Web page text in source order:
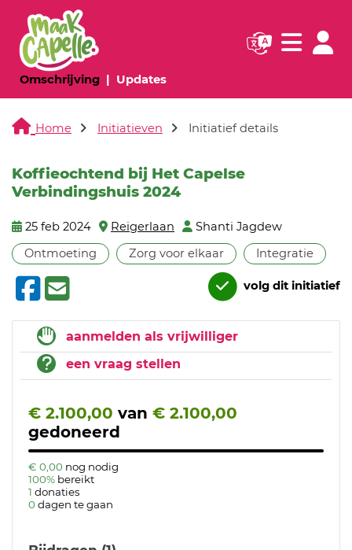
Omschrijving(huidige pagina)
Updates(huidige pagina)
Navigatie
Home Initiatieven Initiatief details
Koffieochtend bij Het Capelse
Verbindingshuis 2024
25 feb 2024 Reigerlaan
Shanti Jagdew
Ontmoeting
Zorg voor elkaar Integratie
volg dit initiatief
aanmelden als vrijwilliger
een vraag stellen
€ 2.100,00 van € 2.100,00
gedoneerd
€ 0,00 nog nodig
100% bereikt
1 donaties
0 dagen te gaan